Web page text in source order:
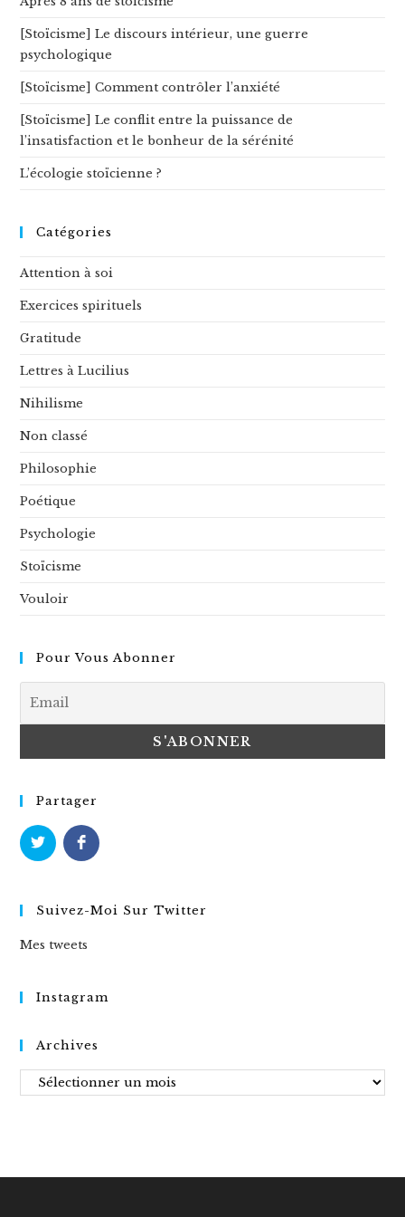
[Stoïcisme] Le discours intérieur, une guerre
psychologique
[Stoïcisme] Comment contrôler l’anxiété
[Stoïcisme] Le conflit entre la puissance de
l’insatisfaction et le bonheur de la sérénité
L’écologie stoïcienne ?
Catégories
Attention à soi
Exercices spirituels
Gratitude
Lettres à Lucilius
Nihilisme
Non classé
Philosophie
Poétique
Psychologie
Stoïcisme
Vouloir
Pour Vous Abonner
Partager
Suivez-Moi Sur Twitter
Mes tweets
Instagram
Archives
Archives